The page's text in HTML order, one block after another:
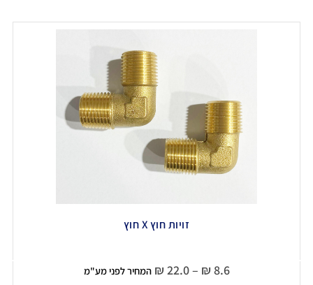
זויות חוץ X חוץ
₪ 8.6
–
₪ 22.0 המחיר לפני מע"מ